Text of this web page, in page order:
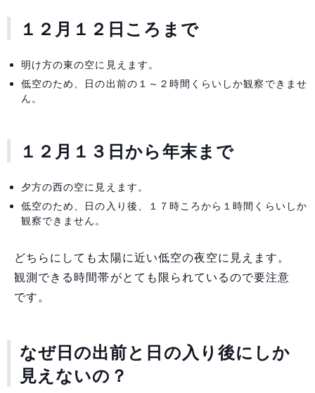
１２月１２日ころまで
明け方の東の空に見えます。
低空のため、日の出前の１～２時間くらいしか観察できませ
ん。
１２月１３日から年末まで
夕方の西の空に見えます。
低空のため、日の入り後、１７時ころから１時間くらいしか
観察できません。
どちらにしても太陽に近い低空の夜空に見えます。
観測できる時間帯がとても限られているので要注意
です。
なぜ日の出前と日の入り後にしか
見えないの？